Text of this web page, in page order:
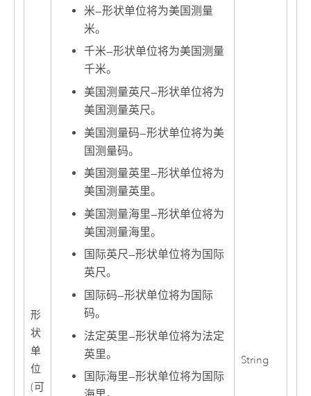
形
状
单
位
(可
米—形状单位将为美国测量
米。
千米—形状单位将为美国测量
千米。
美国测量英尺—形状单位将为
美国测量英尺。
美国测量码—形状单位将为美
国测量码。
美国测量英里—形状单位将为
美国测量英里。
美国测量海里—形状单位将为
美国测量海里。
国际英尺—形状单位将为国际
英尺。
国际码—形状单位将为国际
码。
法定英里—形状单位将为法定
英里。
国际海里—形状单位将为国际
String